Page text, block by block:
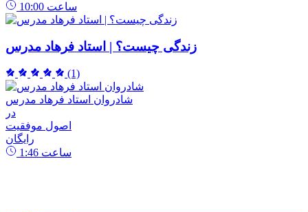
10:00 ساعت
زندگی چیست؟ | استاد فرهاد مدرس
(1)
شادروان استاد فرهاد مدرس
در
اصول موفقیت
رایگان
1:46 ساعت